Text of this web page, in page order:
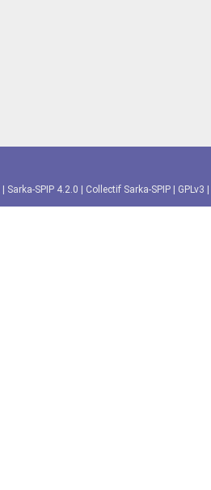
Sarka-SPIP 4.2.0 Collectif Sarka-SPIP GPLv3